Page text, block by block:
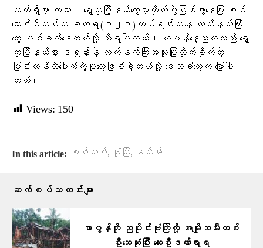
လက်ရှိမှာ ကသာ၊ ရွှေကူမြို့နယ်တွေမှာတိုက်ပွဲဖြစ်ပွားနေပြီး စစ်
ကောင်စီတပ်က ခလရ(‌၁၂၁)တပ်ရင်းကနေ လက်နက်ကြီး
တွေ ပစ်ခတ်နေတယ်လို့ သိရပါတယ်။ ယမန်နေ့ညကလည်း ရွှေ
ကူမြို့နယ်မှာ ဒရုန်းနဲ့ လက်နက်ကြီးအသုံးပြုတိုက်ခိုက်တဲ့
ပြင်းထန်တဲ့ပေါက်ကွဲမှုတွေဖြစ်ခဲ့တယ်လို့ ဒေသခံတွေက ပြောပါ
တယ်။
Views: 150
In this article: စစ်တပ်, ဗုံးကြဲ, မဘိမ်း
ဆက်စပ်သတင်းများ
ဖာပွန်ကို ညပိုင်းဗုံးကြဲလို့ အမျိုးသမီးတစ်
ဦးသေဆုံးပြီး လေးဦးဒဏ်ရာရ